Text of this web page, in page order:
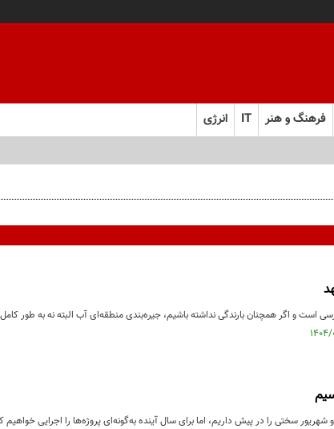
فرهنگ و هنر IT انرژی
و اگر همچنان بارندگی نداشته باشیم، جیره‌بندی منطقه‌ای آب البته نه به طور کامل
شهریور سختی را در پیش داریم، اما برای سال آینده به‌گونه‌ای پروژه‌ها را اجرایی